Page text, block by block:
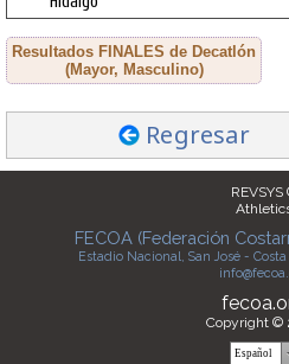
Resultados FINALES de Decatlón
(Mayor, Masculino)
Regresar
REVSYS
FECOA (Federación
Estadio Nacional, San José -
Copyright ©